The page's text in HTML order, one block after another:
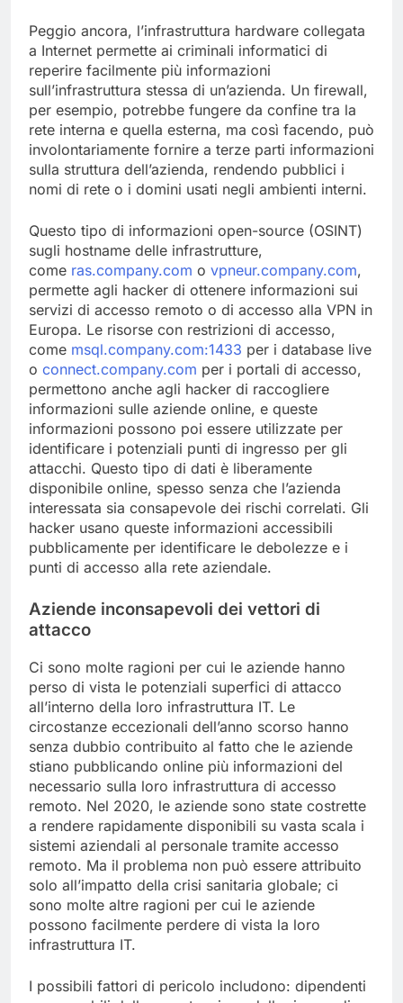
Peggio ancora, l’infrastruttura hardware collegata
a Internet permette ai criminali informatici di
reperire facilmente più informazioni
sull’infrastruttura stessa di un’azienda. Un firewall,
per esempio, potrebbe fungere da confine tra la
rete interna e quella esterna, ma così facendo, può
involontariamente fornire a terze parti informazioni
sulla struttura dell’azienda, rendendo pubblici i
nomi di rete o i domini usati negli ambienti interni.
Questo tipo di informazioni open-source (OSINT)
sugli hostname delle infrastrutture,
come ras.company.com o vpneur.company.com,
permette agli hacker di ottenere informazioni sui
servizi di accesso remoto o di accesso alla VPN in
Europa. Le risorse con restrizioni di accesso,
come msql.company.com:1433 per i database live
o connect.company.com per i portali di accesso,
permettono anche agli hacker di raccogliere
informazioni sulle aziende online, e queste
informazioni possono poi essere utilizzate per
identificare i potenziali punti di ingresso per gli
attacchi. Questo tipo di dati è liberamente
disponibile online, spesso senza che l’azienda
interessata sia consapevole dei rischi correlati. Gli
hacker usano queste informazioni accessibili
pubblicamente per identificare le debolezze e i
punti di accesso alla rete aziendale.
Aziende inconsapevoli dei vettori di
attacco
Ci sono molte ragioni per cui le aziende hanno
perso di vista le potenziali superfici di attacco
all’interno della loro infrastruttura IT. Le
circostanze eccezionali dell’anno scorso hanno
senza dubbio contribuito al fatto che le aziende
stiano pubblicando online più informazioni del
necessario sulla loro infrastruttura di accesso
remoto. Nel 2020, le aziende sono state costrette
a rendere rapidamente disponibili su vasta scala i
sistemi aziendali al personale tramite accesso
remoto. Ma il problema non può essere attribuito
solo all’impatto della crisi sanitaria globale; ci
sono molte altre ragioni per cui le aziende
possono facilmente perdere di vista la loro
infrastruttura IT.
I possibili fattori di pericolo includono: dipendenti